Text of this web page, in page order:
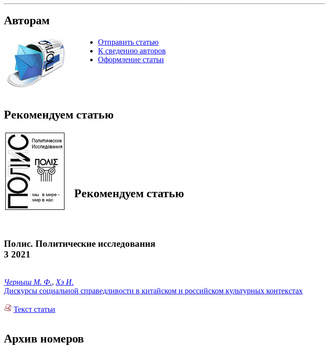
Авторам
Отправить статью
К сведению авторов
Оформление статьи
Рекомендуем статью
Рекомендуем статью
Полис. Политические исследования
3 2021
Черныш М. Ф., Хэ И.
Дискурсы социальной справедливости в китайском и российском культурных контекстах
Текст статьи
Архив номеров